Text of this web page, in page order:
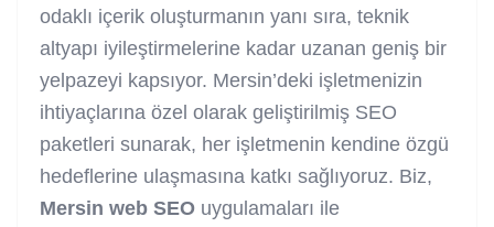
odaklı içerik oluşturmanın yanı sıra, teknik
altyapı iyileştirmelerine kadar uzanan geniş bir
yelpazeyi kapsıyor. Mersin’deki işletmenizin
ihtiyaçlarına özel olarak geliştirilmiş SEO
paketleri sunarak, her işletmenin kendine özgü
hedeflerine ulaşmasına katkı sağlıyoruz. Biz,
Mersin web SEO uygulamaları ile